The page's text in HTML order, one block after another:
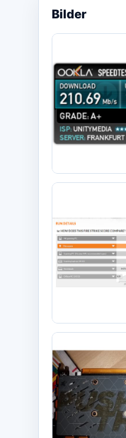
Bilder